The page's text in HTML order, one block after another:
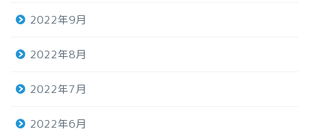
2022年9月
2022年8月
2022年7月
2022年6月